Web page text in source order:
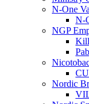
N-One
N-
NGP
Nordic